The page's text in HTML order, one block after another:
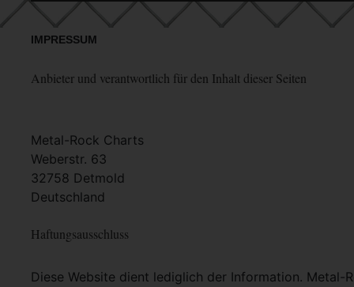
IMPRESSUM
Anbieter und verantwortlich für den Inhalt dieser Seiten
Metal-Rock Charts
Weberstr. 63
32758 Detmold
Deutschland
Haftungsausschluss
Diese Website dient lediglich der Information. Metal-